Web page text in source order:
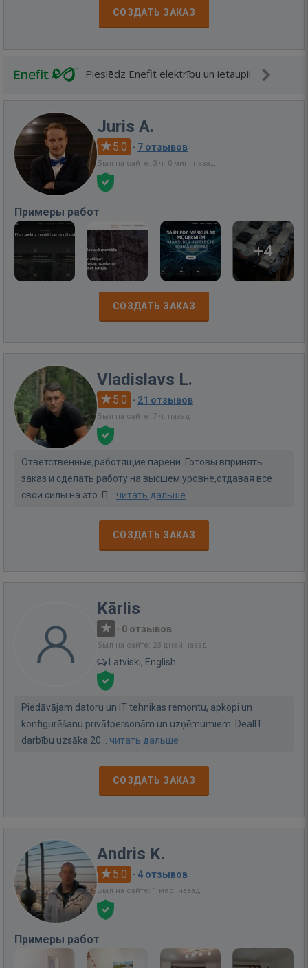
СОЗДАТЬ ЗАКАЗ
Pieslēdz Enefit elektrību un ietaupi!
Juris A.
5.0 · 7 отзывов
Был на сайте: 3 ч. 0 мин. назад
Примеры работ
+4
СОЗДАТЬ ЗАКАЗ
Vladislavs L.
5.0 · 21 отзывов
Был на сайте: 7 ч. назад
Ответственные,работящие парени. Готовы впринять
заказ и сделать работу на высшем уровне,отдавая все
свои силы на это. П... читать дальше
СОЗДАТЬ ЗАКАЗ
Kārlis
· 0 отзывов
Был на сайте: 23 дней назад
Latviski, English
Piedāvājam datoru un IT tehnikas remontu, apkopi un
konfigurēšanu privātpersonām un uzņēmumiem. DealIT
darbību uzsāka 20... читать дальше
СОЗДАТЬ ЗАКАЗ
Andris K.
5.0 · 4 отзывов
Был на сайте: 1 мес. назад
Примеры работ